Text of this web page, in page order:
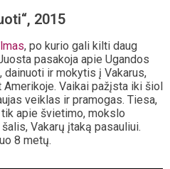
2015
, po kurio gali kilti daug
pasakoja apie Ugandos
ir mokytis į Vakarus,
Vaikai pažįsta iki šiol
veiklas ir pramogas. Tiesa,
apie švietimo, mokslo
Vakarų įtaką pasauliui.
8 metų.